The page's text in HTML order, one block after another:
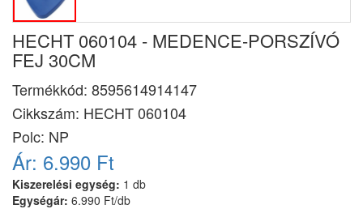
HECHT 060104 - MEDENCE-PORSZÍVÓ
FEJ 30CM
Termékkód: 8595614914147
Cikkszám: HECHT 060104
Polc: NP
Ár: 6.990 Ft
Kiszerelési egység: 1 db
Egységár: 6.990 Ft/db